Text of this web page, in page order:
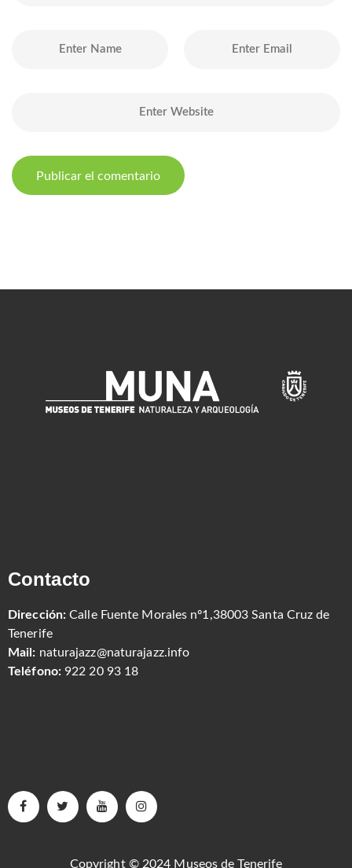
Contacto
Dirección: Calle Fuente Morales nº1,38003 Santa Cruz de
Tenerife
Mail: naturajazz@naturajazz.info
Teléfono: 922 20 93 18
Copyright © 2024 Museos de Tenerife